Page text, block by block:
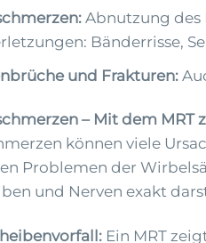
Abnutzung des
Bänderrisse,
und Frakturen:
– Mit dem MRT
können viele
Problemen der
und Nerven exakt
Ein MRT